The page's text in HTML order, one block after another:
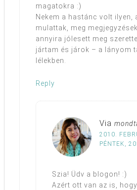
magatokra :)
Nekem a hastánc volt ilyen,
mulattak, meg
annyira jólesett meg
jártam és járok – a lányom
lélekben.
Reply
Via
2010.
PÉNTEK,
Szia! Üdv a blogon! :)
Azért ott van az is,